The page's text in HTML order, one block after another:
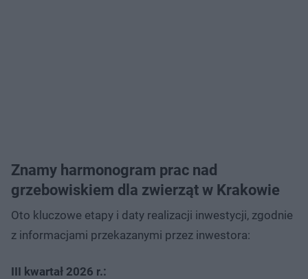
Znamy harmonogram prac nad
grzebowiskiem dla zwierząt w Krakowie
Oto kluczowe etapy i daty realizacji inwestycji, zgodnie
z informacjami przekazanymi przez inwestora:
III kwartał 2026 r.: